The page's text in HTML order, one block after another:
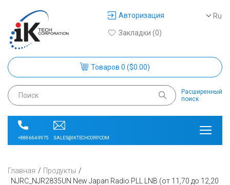
Ru
Авторизация
Закладки (0)
Товаров 0 ($0.00)
Расширенный
поиск
+888-664-9975 SALES@IKTECHCORP.COM
Главная
Продукты
NJRC_NJR2835UN New Japan Radio PLL LNB (от 11,70 до 12,20